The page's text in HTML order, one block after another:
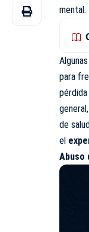
mental.
para
de
el
Abuso